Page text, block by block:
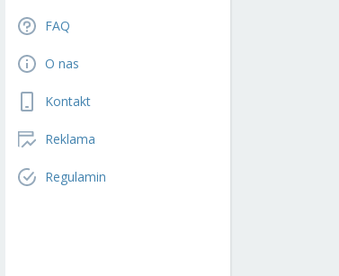
FAQ
O nas
Kontakt
Reklama
Regulamin